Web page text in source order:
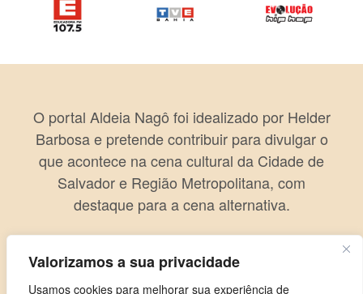
Valorizamos a sua privacidade
Usamos cookies para melhorar sua experiência de
O portal Aldeia Nagô foi idealizado por Helder
Barbosa e pretende contribuir para divulgar o
que acontece na cena cultural da Cidade de
Salvador e Região Metropolitana, com
destaque para a cena alternativa.